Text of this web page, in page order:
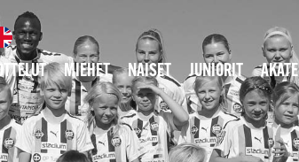
MIEHET NAISET JUNIORIT